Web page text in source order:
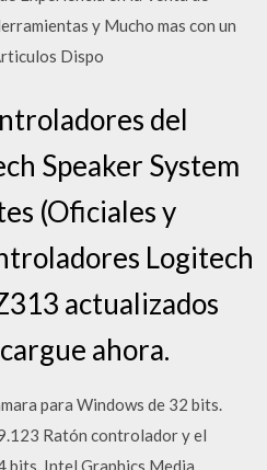
y Mucho mas con un
Dispo
del
Speaker System
(Oficiales y
Logitech
actualizados
ahora.
para Windows de 32 bits.
Ratón controlador y el
bits. Intel Graphics Media